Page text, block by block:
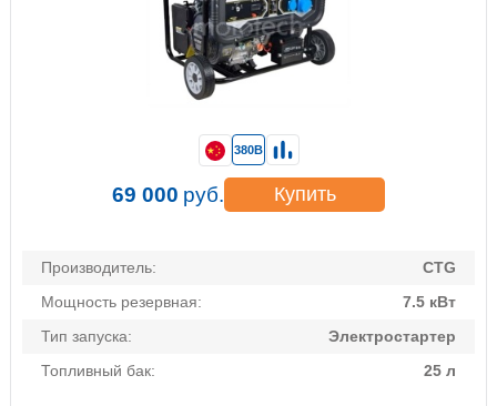
Производитель:
CTG
Мощность резервная:
7.5 кВт
Тип запуска:
Электростартер
Топливный бак:
25 л
380В
69 000 руб. Купить